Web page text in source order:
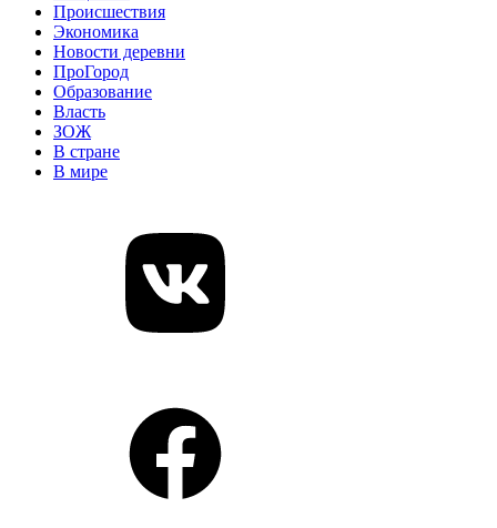
Происшествия
Экономика
Новости деревни
ПроГород
Образование
Власть
ЗОЖ
В стране
В мире